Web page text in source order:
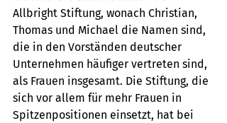
Allbright Stiftung, wonach Christian,
Thomas und Michael die Namen sind,
die in den Vorständen deutscher
Unternehmen häufiger vertreten sind,
als Frauen insgesamt. Die Stiftung, die
sich vor allem für mehr Frauen in
Spitzenpositionen einsetzt, hat bei